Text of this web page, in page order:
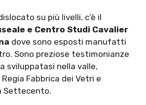
su più livelli, c’è il
e Centro Studi Cavalier
dove sono esposti manufatti
Sono preziose testimonianze
sviluppatasi nella valle,
Fabbrica dei Vetri e
Settecento.